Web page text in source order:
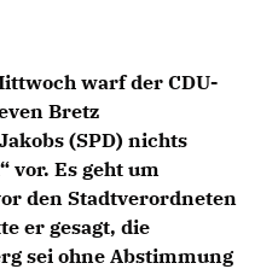
Anfragen
Landtag
warf der CDU-
Bretz
(SPD) nichts
vor. Es geht um
den Stadtverordneten
er gesagt, die
sei ohne Abstimmung